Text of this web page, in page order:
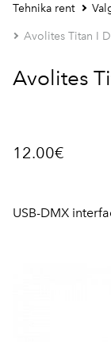
Tehnika rent
Avolites Titan I
Avolites
12.00€
USB-DMX